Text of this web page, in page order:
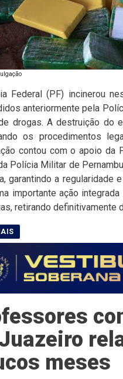
Federal (PF) incinerou
anteriormente pela
drogas. A destruição do
os procedimentos
contou com o apoio da
Polícia Militar de
garantindo a regularidade
importante ação
retirando definitivamente
meses